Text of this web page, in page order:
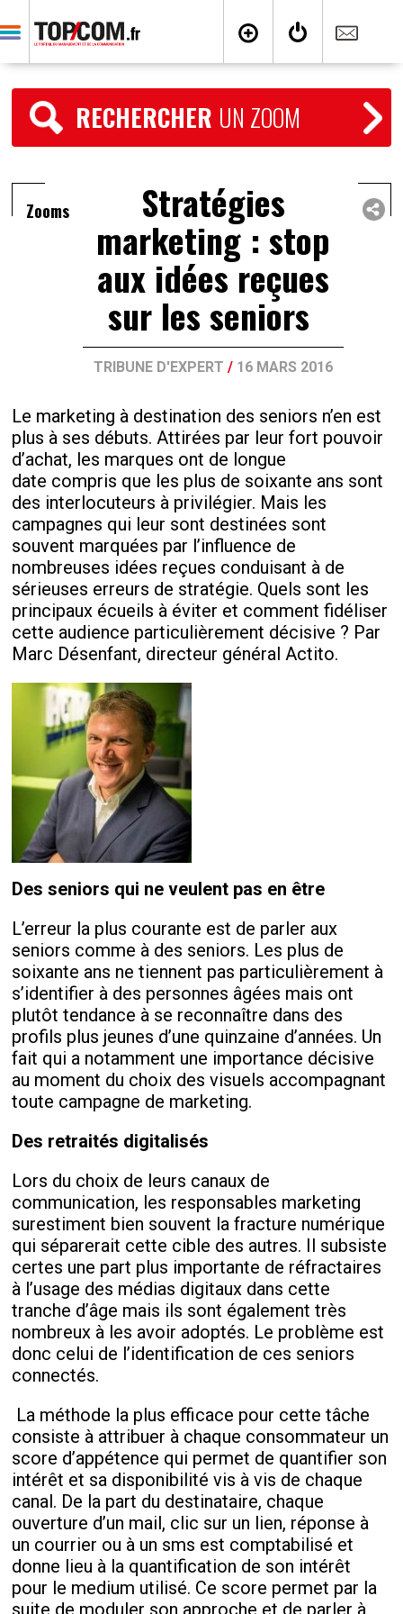
RECHERCHER UN ZOOM
Zooms Stratégies
marketing : stop
aux idées reçues
sur les seniors
TRIBUNE D'EXPERT / 16 MARS 2016
Le marketing à destination des seniors n’en est
plus à ses débuts. Attirées par leur fort pouvoir
d’achat, les marques ont de longue
date compris que les plus de soixante ans sont
des interlocuteurs à privilégier. Mais les
campagnes qui leur sont destinées sont
souvent marquées par l’influence de
nombreuses idées reçues conduisant à de
sérieuses erreurs de stratégie. Quels sont les
principaux écueils à éviter et comment fidéliser
cette audience particulièrement décisive ? Par
Marc Désenfant, directeur général Actito.
Des seniors qui ne veulent pas en être
L’erreur la plus courante est de parler aux
seniors comme à des seniors. Les plus de
soixante ans ne tiennent pas particulièrement à
s’identifier à des personnes âgées mais ont
plutôt tendance à se reconnaître dans des
profils plus jeunes d’une quinzaine d’années. Un
fait qui a notamment une importance décisive
au moment du choix des visuels accompagnant
toute campagne de marketing.
Des retraités digitalisés
Lors du choix de leurs canaux de
communication, les responsables marketing
surestiment bien souvent la fracture numérique
qui séparerait cette cible des autres. Il subsiste
certes une part plus importante de réfractaires
à l’usage des médias digitaux dans cette
tranche d’âge mais ils sont également très
nombreux à les avoir adoptés. Le problème est
donc celui de l’identification de ces seniors
connectés.
La méthode la plus efficace pour cette tâche
consiste à attribuer à chaque consommateur un
score d’appétence qui permet de quantifier son
intérêt et sa disponibilité vis à vis de chaque
canal. De la part du destinataire, chaque
ouverture d’un mail, clic sur un lien, réponse à
un courrier ou à un sms est comptabilisé et
donne lieu à la quantification de son intérêt
pour le medium utilisé. Ce score permet par la
suite de moduler son approche et de parler à